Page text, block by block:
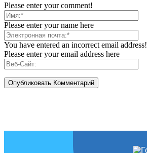
Please enter your comment!
Please enter your name here
You have entered an incorrect email address!
Please enter your email address here